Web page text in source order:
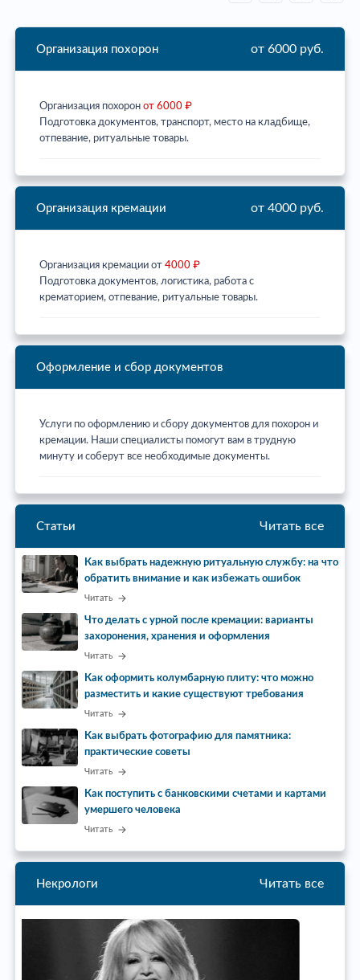
Организация похорон от 6000 руб.
Организация похорон от 6000 ₽
Подготовка документов, транспорт, место на кладбище,
отпевание, ритуальные товары.
Организация кремации от 4000 руб.
Организация кремации от 4000 ₽
Подготовка документов, логистика, работа с
крематорием, отпевание, ритуальные товары.
Оформление и сбор документов
Услуги по оформлению и сбору документов для похорон и
кремации. Наши специалисты помогут вам в трудную
минуту и соберут все необходимые документы.
Статьи Читать все
Как выбрать надежную ритуальную службу: на что
обратить внимание и как избежать ошибок
Читать
Что делать с урной после кремации: варианты
захоронения, хранения и оформления
Читать
Как оформить колумбарную плиту: что можно
разместить и какие существуют требования
Читать
Как выбрать фотографию для памятника:
практические советы
Читать
Как поступить с банковскими счетами и картами
умершего человека
Читать
Некрологи Читать все